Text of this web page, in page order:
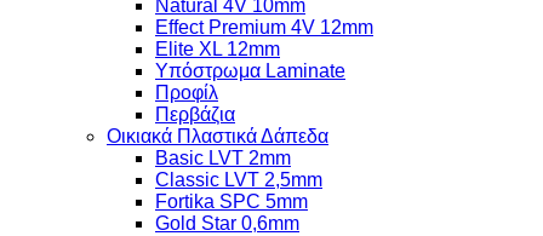
Natural 4V 10mm
Effect Premium 4V 12mm
Elite XL 12mm
Υπόστρωμα Laminate
Προφίλ
Περβάζια
Οικιακά Πλαστικά Δάπεδα
Basic LVT 2mm
Classic LVT 2,5mm
Fortika SPC 5mm
Gold Star 0,6mm